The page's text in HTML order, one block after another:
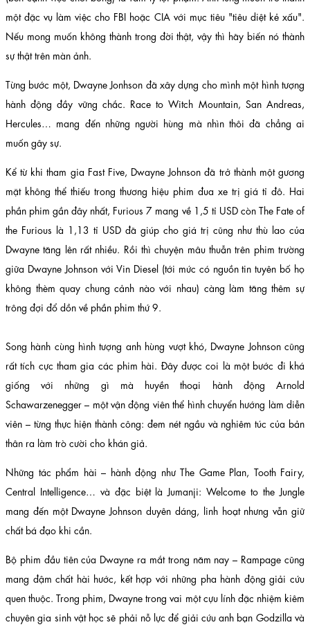
một đặc vụ làm việc cho FBI hoặc CIA với mục tiêu "tiêu diệt kẻ xấu".
Nếu mong muốn không thành trong đời thật, vậy thì hãy biến nó thành
sự thật trên màn ảnh.
Từng bước một, Dwayne Jonhson đã xây dựng cho mình một hình tượng
hành động đầy vững chắc. Race to Witch Mountain, San Andreas,
Hercules… mang đến những người hùng mà nhìn thôi đã chẳng ai
muốn gây sự.
Kể từ khi tham gia Fast Five, Dwayne Johnson đã trở thành một gương
mặt không thể thiếu trong thương hiệu phim đua xe trị giá tỉ đô. Hai
phần phim gần đây nhất, Furious 7 mang về 1,5 tỉ USD còn The Fate of
the Furious là 1,13 tỉ USD đã giúp cho giá trị cũng như thù lao của
Dwayne tăng lên rất nhiều. Rồi thì chuyện mâu thuẫn trên phim trường
giữa Dwayne Johnson với Vin Diesel (tới mức có nguồn tin tuyên bố họ
không thèm quay chung cảnh nào với nhau) càng làm tăng thêm sự
trông đợi đổ dồn về phần phim thứ 9.
Song hành cùng hình tượng anh hùng vượt khó, Dwayne Johnson cũng
rất tích cực tham gia các phim hài. Đây được coi là một bước đi khá
giống với những gì mà huyền thoại hành động Arnold
Schawarzenegger – một vận động viên thể hình chuyển hướng làm diễn
viên – từng thực hiện thành công: đem nét ngầu và nghiêm túc của bản
thân ra làm trò cười cho khán giả.
Những tác phẩm hài – hành động như The Game Plan, Tooth Fairy,
Central Intelligence… và đặc biệt là Jumanji: Welcome to the Jungle
mang đến một Dwayne Johnson duyên dáng, linh hoạt nhưng vẫn giữ
chất bá đạo khi cần.
Bộ phim đầu tiên của Dwayne ra mắt trong năm nay – Rampage cũng
mang đậm chất hài hước, kết hợp với những pha hành động giải cứu
quen thuộc. Trong phim, Dwayne trong vai một cựu lính đặc nhiệm kiêm
chuyên gia sinh vật học sẽ phải nỗ lực để giải cứu anh bạn Godzilla và